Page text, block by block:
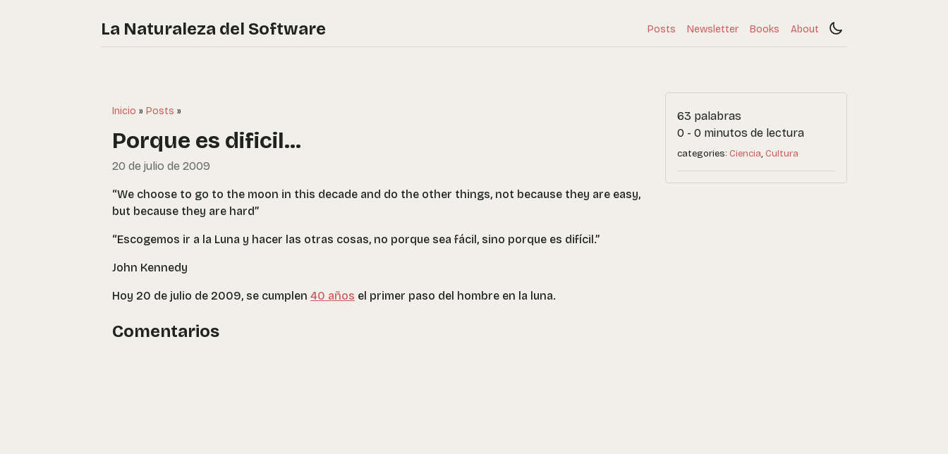
La Naturaleza del Software Posts Newsletter Books About
Inicio » Posts »
Porque es dificil...
20 de julio de 2009
“We choose to go to the moon in this decade and do the other things, not because they are easy,
but because they are hard”
“Escogemos ir a la Luna y hacer las otras cosas, no porque sea fácil, sino porque es difícil.”
John Kennedy
Hoy 20 de julio de 2009, se cumplen 40 años el primer paso del hombre en la luna.
Comentarios
63 palabras
0 - 0 minutos de lectura
categories: Ciencia Cultura